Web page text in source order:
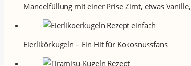
Mandelfüllung mit einer Prise Zimt, etwas
Eierlikörkugeln – Ein Hit für Kokosnussfans